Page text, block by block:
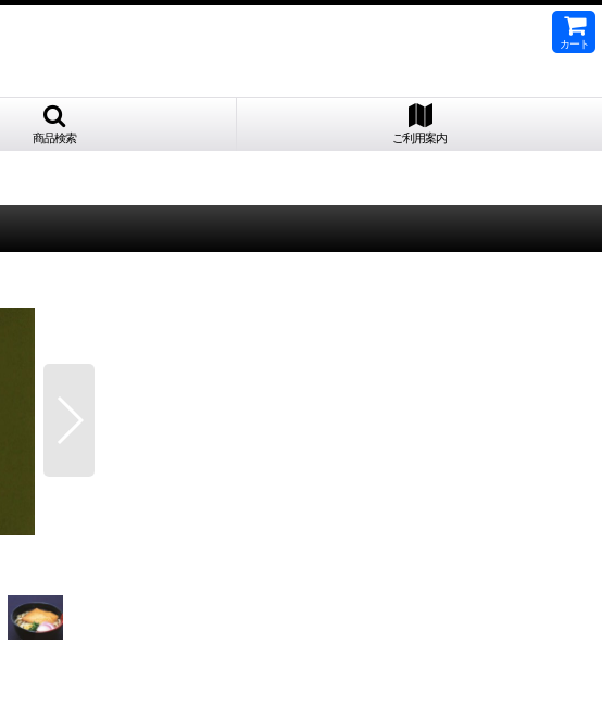
カート
商品検索 ご利用案内